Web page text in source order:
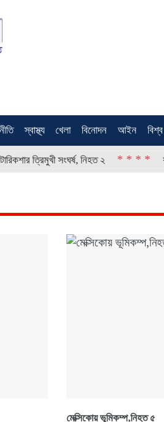
স্বাস্থ্য খেলা বিনোদন আইন বিশ্ব
সংঘর্ষ, নিহত ২ * * * * যশোরে সড়ক
মেক্সিকোয় ভূমিকম্প,নিহত ৫